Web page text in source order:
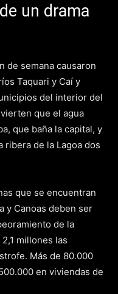
un drama
de semana causaron
Taquari y Caí y
del interior del
que el agua
que baña la capital, y
ribera de la Lagoa dos
que se encuentran
y Canoas deben ser
de la
millones las
Más de 80.000
en viviendas de